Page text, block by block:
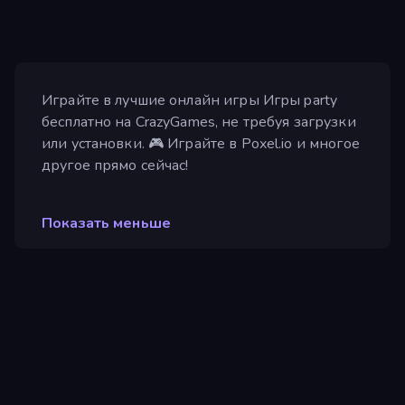
Играйте в лучшие онлайн игры Игры party
бесплатно на CrazyGames, не требуя загрузки
или установки. 🎮 Играйте в Poxel.io и многое
другое прямо сейчас!
Показать меньше